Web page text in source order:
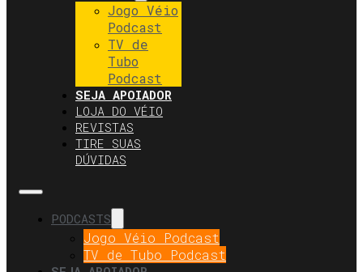
Jogo Véio
Podcast
TV de
Tubo
Podcast
SEJA APOIADOR
LOJA DO VÉIO
REVISTAS
TIRE SUAS
DÚVIDAS
PODCASTS
Jogo Véio Podcast
TV de Tubo Podcast